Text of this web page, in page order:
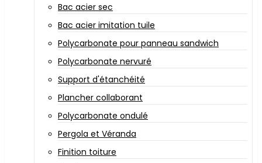
Bac acier sec
Bac acier imitation tuile
Polycarbonate pour panneau sandwich
Polycarbonate nervuré
Support d'étanchéité
Plancher collaborant
Polycarbonate ondulé
Pergola et Véranda
Finition toiture